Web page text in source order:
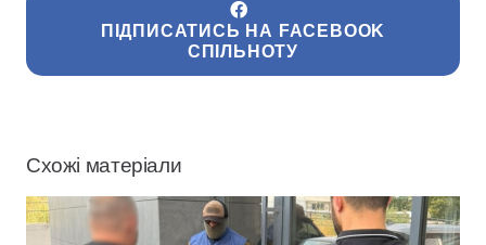
ПІДПИСАТИСЬ НА FACEBOOK
СПІЛЬНОТУ
Схожі матеріали